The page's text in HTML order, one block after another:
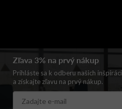
Zľava 3% na prvý nákup
Prihláste sa k odberu našich
a získajte zľavu na prvý nákup.